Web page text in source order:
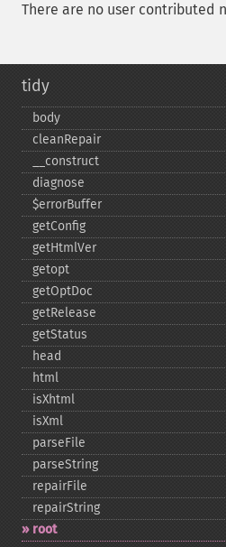
There are no user contributed
tidy
body
cleanRepair
_​_​construct
diagnose
$errorBuffer
getConfig
getHtmlVer
getopt
getOptDoc
getRelease
getStatus
head
html
isXhtml
isXml
parseFile
parseString
repairFile
repairString
root